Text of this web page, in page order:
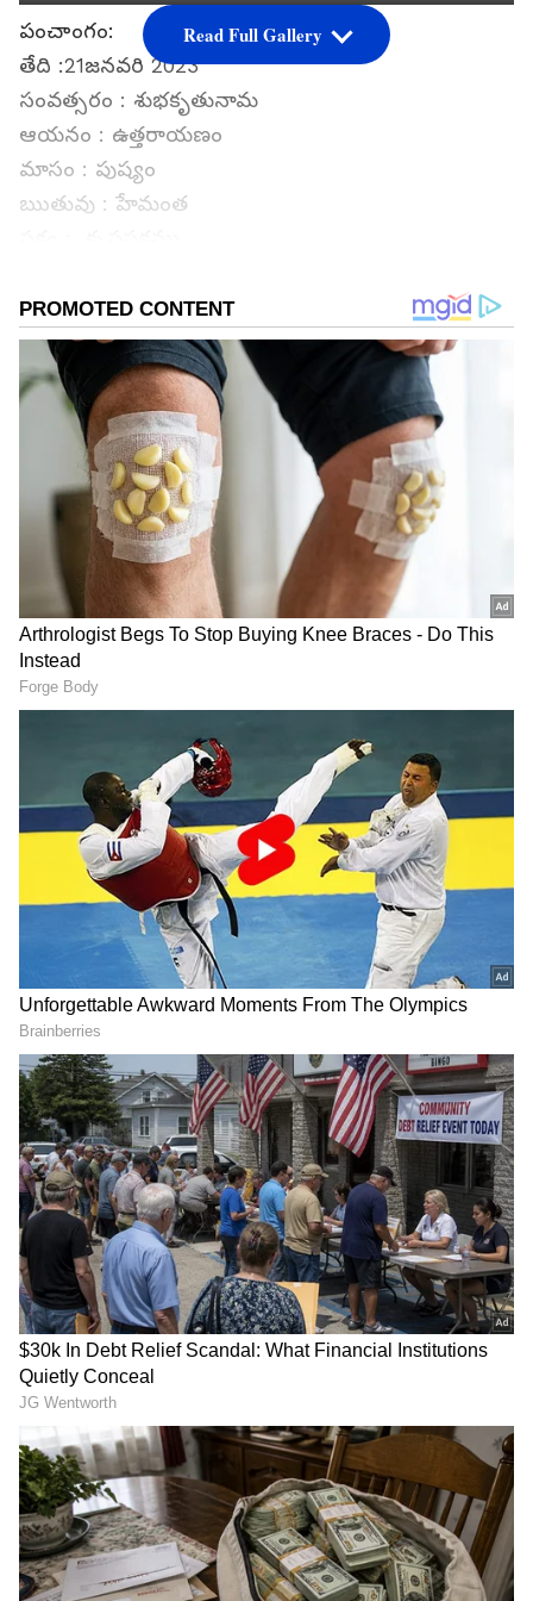
పంచాంగం:
తేది :21జనవరి 2023
సంవత్సరం : శుభకృతునామ
ఆయనం : ఉత్తరాయణం
మాసం : పుష్యం
ఋతువు : హేమంత
వారము: శనివారం
తిథి : అమావాస్య తెల్లవారుజామున 3:20 ని వరకు
నక్షత్రం :. పూ.షా ఉదయం 9:41 ని వరకు
వర్జ్యం: సాయంత్రం 05.07నిల 6.36 ని వరకు
దుర్ముహూర్తం: ఉ.06.38 ని నుండి ఉ.8.06 ని వరకు
రాహుకాలం: ఉ.9.00ని. నుండి ఉ.10.30ని. వరకు
యమగండం: మ.01.30ని నుండి మ.3.00ని. వరకు
సూర్యోదయం : ఉ.06.38ని.లకు
సూర్యాస్తమయం: సా.05.45ని.లకు
గూగుల్‌లో ఆసక్తికరమైన సమాచారం కోసం ఏసియానెట్ తెలుగు
2
14
Vijaya Rama krishna
జోశ్యుల విజయ రామకృష్ణ - ప్రముఖ జ్యోతిష, జాతక,
వాస్తు సిద్దాంతి, స్మార్త పండితులు - గాయిత్రి మాత
ఉపాసకులు.(తిరుమల తిరుపతి దేవస్దాన పూర్వ విధ్యార్ది)
'శ్రీ మాతా' వాస్తు... జ్యోతిష్యం. - ఫోన్: 8523814226
(సంప్రదించు వారు నక్షిత్ర వివరాలు, సమస్యలు వాట్సప్ లో
ఇదే నెంబర్ కు పెట్టండి ...సాయింత్రం నాలుగు తర్వాత ఫోన్
Read Full Gallery